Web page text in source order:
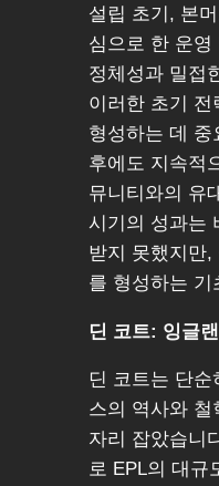
설립 초기, 본
심으로 한 운영
정체성과 밀접
이러한 초기 전
형성하는 데 중
후에도 지속적
뮤니티와의 유
시기의 성과는
받지 못했지만,
를 형성하는 기
딘 코트: 잉글
딘 코트는 단순
스의 역사와 철
자리 잡았습니
로 EPL의 대규